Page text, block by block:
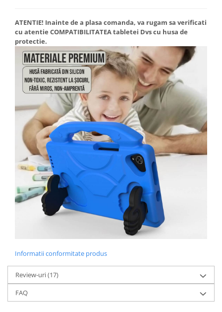
ATENTIE! Inainte de a plasa comanda, va rugam sa verificati
cu atentie COMPATIBILITATEA tabletei Dvs cu husa de
protectie.
Informatii conformitate produs
Review-uri(17)
FAQ